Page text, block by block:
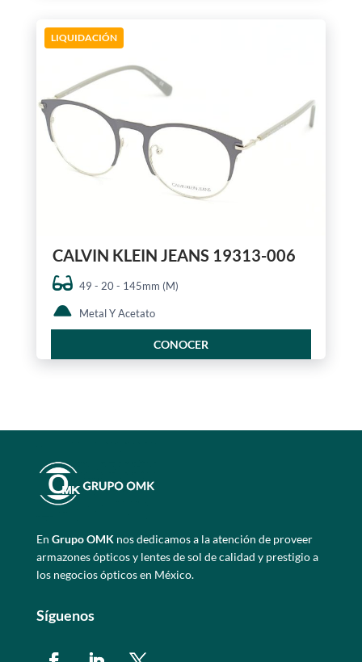
LIQUIDACIÓN
CALVIN KLEIN JEANS 19313-006
49 - 20 - 145mm (M)
Metal Y Acetato
CONOCER
En Grupo OMKnos dedicamos a la atención de proveer
armazones ópticos y lentes de sol de calidad y prestigio a
los negocios ópticos en México.
Síguenos